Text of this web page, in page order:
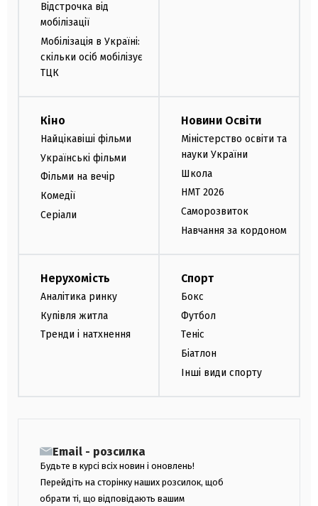
Відстрочка від
мобілізації
Мобілізація в Україні:
скільки осіб мобілізує
ТЦК
Кіно
Найцікавіші фільми
Українські фільми
Фільми на вечір
Комедії
Серіали
Новини Освіти
Міністерство освіти та
науки України
Школа
НМТ 2026
Саморозвиток
Навчання за кордоном
Нерухомість
Аналітика ринку
Купівля житла
Тренди і натхнення
Спорт
Бокс
Футбол
Теніс
Біатлон
Інші види спорту
Email - розсилка
Будьте в курсі всіх новин і оновлень!
Перейдіть на сторінку наших розсилок, щоб
обрати ті, що відповідають вашим